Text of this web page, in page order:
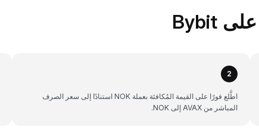
2
اطَّلع فورًا على القيمة المُكافئة بعملة NOK استنادًا إلى سعر الصرف
المباشر من AVAX إلى NOK.